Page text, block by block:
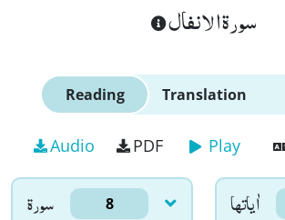
سورة الانفال
Reading Translation
Audio PDF Play
سورۃ 8 اٰياتها